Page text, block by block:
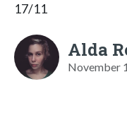
17/11
Alda
November